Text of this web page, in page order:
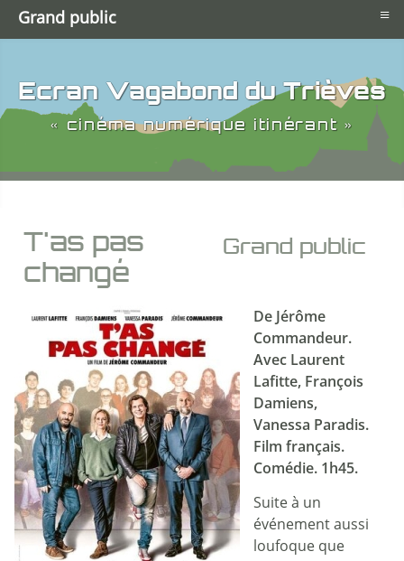
Ecran Vagabond du Trièves
« cinéma numérique itinérant »
Grand public
T'as pas
changé
De Jérôme
Commandeur.
Avec Laurent
Lafitte, François
Damiens,
Vanessa Paradis.
Film français.
Comédie. 1h45.
Suite à un
événement aussi
loufoque que
Grand public ≡